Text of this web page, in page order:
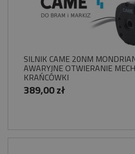
SILNIK CAME 20NM
AWARYJNE OTWIERANIE
KRAŃCÓWKI
389,00 zł